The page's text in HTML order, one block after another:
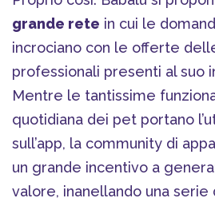
grande rete in cui le
incrociano con le offerte
professionali presenti al suo
Mentre le tantissime
quotidiana dei pet portano
sull’app, la community di
un grande incentivo a
valore, inanellando una serie